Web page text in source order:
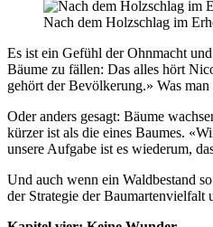
Nach dem Holzschlag im
Es ist ein Gefühl der Ohnmacht
Bäume zu fällen: Das alles hört
gehört der Bevölkerung.» Was
Oder anders gesagt: Bäume
kürzer ist als die eines Baumes.
unsere Aufgabe ist es wiederum,
Und auch wenn ein Waldbestand
der Strategie der